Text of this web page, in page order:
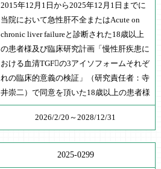
2015年12月1日から2025年12月1日までに
当院において急性肝不全またはAcute on
chronic liver failureと診断された18歳以上
の患者様及び臨床研究計画「慢性肝疾患に
おける血清TGFの3アイソフォームそれぞ
れの臨床的意義の検証」（研究責任者：寺
井崇二）で同意を頂いた18歳以上の患者様
2026/2/20～2028/12/31
2025-0299